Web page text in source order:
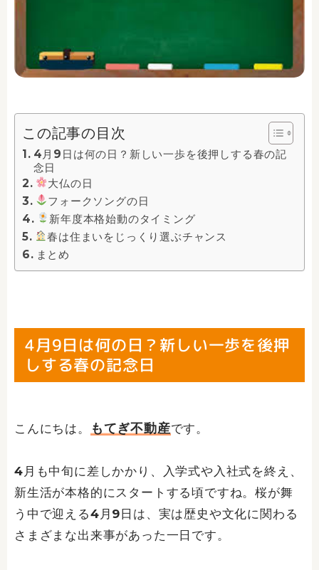
この記事の目次
4月9日は何の日？新しい一歩を後押しする春の記
念日
大仏の日
フォークソングの日
新年度本格始動のタイミング
春は住まいをじっくり選ぶチャンス
まとめ
4月9日は何の日？新しい一歩を後押
しする春の記念日
こんにちは。 もてぎ不動産です。
4月も中旬に差しかかり、入学式や入社式を終え、
新生活が本格的にスタートする頃ですね。桜が舞
う中で迎える4月9日は、実は歴史や文化に関わる
さまざまな出来事があった一日です。